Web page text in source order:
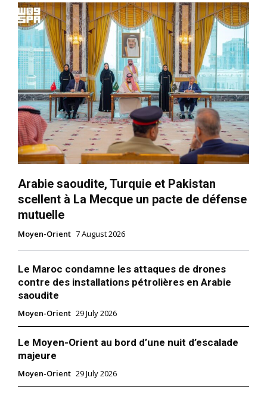
Arabie saoudite, Turquie et Pakistan
scellent à La Mecque un pacte de défense
mutuelle
Moyen-Orient 7 August 2026
Le Maroc condamne les attaques de drones
contre des installations pétrolières en Arabie
saoudite
Moyen-Orient 29 July 2026
Le Moyen-Orient au bord d’une nuit d’escalade
majeure
Moyen-Orient 29 July 2026